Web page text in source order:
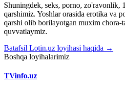
Shuningdek, seks, porno, zo'ravonlik,
qarshimiz. Yoshlar orasida erotika va
qarshi olib borilayotgan muxim
quvvatlaymiz.
Batafsil Lotin.uz loyihasi haqida →
Boshqa loyihalarimiz
TVinfo.uz